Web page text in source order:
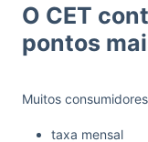
O CET
pontos
Muitos
taxa mensal